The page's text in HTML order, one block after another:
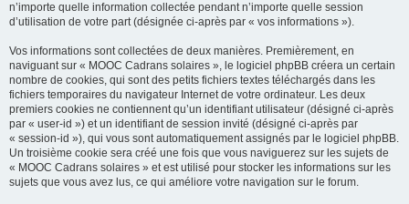
n’importe quelle information collectée pendant n’importe quelle session
d’utilisation de votre part (désignée ci-après par « vos informations »).
Vos informations sont collectées de deux manières. Premièrement, en
naviguant sur « MOOC Cadrans solaires », le logiciel phpBB créera un certain
nombre de cookies, qui sont des petits fichiers textes téléchargés dans les
fichiers temporaires du navigateur Internet de votre ordinateur. Les deux
premiers cookies ne contiennent qu’un identifiant utilisateur (désigné ci-après
par « user-id ») et un identifiant de session invité (désigné ci-après par
« session-id »), qui vous sont automatiquement assignés par le logiciel phpBB.
Un troisième cookie sera créé une fois que vous naviguerez sur les sujets de
« MOOC Cadrans solaires » et est utilisé pour stocker les informations sur les
sujets que vous avez lus, ce qui améliore votre navigation sur le forum.